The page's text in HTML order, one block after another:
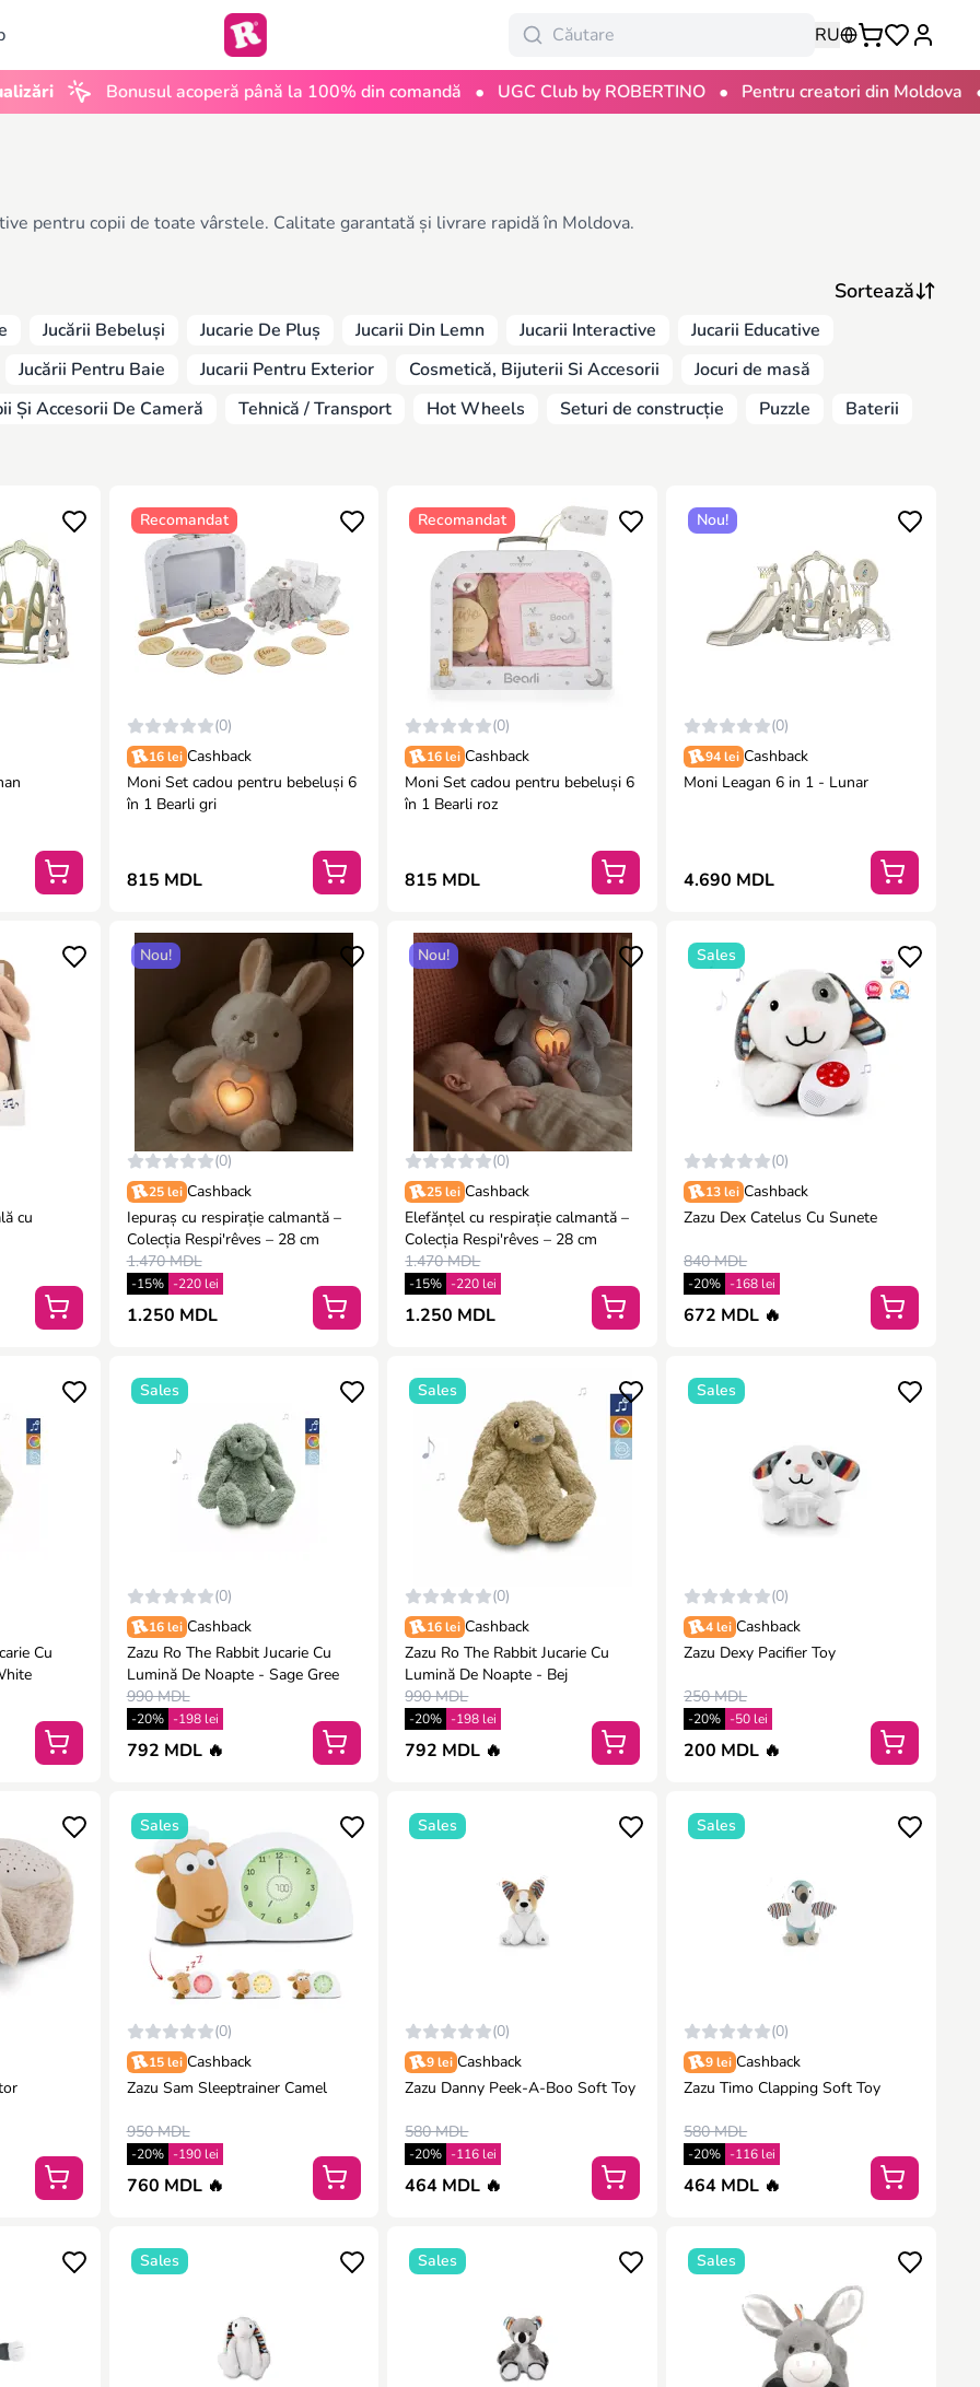
RU
Bonusul acoperă până la 100% din comandă • UGC Club by ROBERTINO • Pentru creatori din Moldova • 100
pentru copii de toate vârstele. Calitate garantată și livrare rapidă în Moldova.
Jucării Bebeluși Jucarie De Pluș Jucarii Din Lemn Jucarii Interactive
Jucarii Educative
Jucării Pentru Baie Jucarii Pentru Exterior Cosmetică, Bijuterii Si Accesorii
Jocuri de masă
Și Accesorii De Cameră
Tehnică / Transport Hot Wheels Seturi de construcție Puzzle Baterii
Recomandat
(0)
16 lei Cashback
Moni Set cadou pentru bebeluși 6
în 1 Bearli gri
815 MDL
Recomandat
(0)
16 lei Cashback
Moni Set cadou pentru bebeluși 6
în 1 Bearli roz
815 MDL
Nou!
(0)
94 lei Cashback
Moni Leagan 6 in 1 - Lunar
4.690 MDL
cu
Nou!
(0)
25 lei Cashback
Iepuraș cu respirație calmantă –
Colecția Respi'rêves – 28 cm
1.470 MDL
-15% -220 lei
1.250 MDL
Nou!
(0)
25 lei Cashback
Elefănțel cu respirație calmantă –
Colecția Respi'rêves – 28 cm
1.470 MDL
-15% -220 lei
1.250 MDL
Sales
(0)
13 lei Cashback
Zazu Dex Catelus Cu Sunete
840 MDL
-20% -168 lei
672 MDL 🔥
Cu
Sales
(0)
16 lei Cashback
Zazu Ro The Rabbit Jucarie Cu
Lumină De Noapte - Sage Gree
990 MDL
-20% -198 lei
792 MDL 🔥
Sales
(0)
16 lei Cashback
Zazu Ro The Rabbit Jucarie Cu
Lumină De Noapte - Bej
990 MDL
-20% -198 lei
792 MDL 🔥
Sales
(0)
4 lei Cashback
Zazu Dexy Pacifier Toy
250 MDL
-20% -50 lei
200 MDL 🔥
Sales
(0)
15 lei Cashback
Zazu Sam Sleeptrainer Camel
950 MDL
-20% -190 lei
760 MDL 🔥
Sales
(0)
9 lei Cashback
Zazu Danny Peek-A-Boo Soft Toy
580 MDL
-20% -116 lei
464 MDL 🔥
Sales
(0)
9 lei Cashback
Zazu Timo Clapping Soft Toy
580 MDL
-20% -116 lei
464 MDL 🔥
Sales Sales Sales